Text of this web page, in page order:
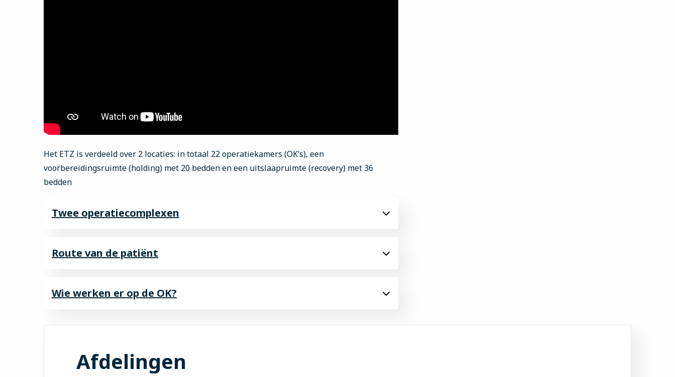
Het ETZ is verdeeld over 2 locaties: in totaal 22 operatiekamers (OK’s), een
voorbereidingsruimte (holding) met 20 bedden en een uitslaapruimte (recovery) met 36
bedden
Twee operatiecomplexen
Route van de patiënt
Wie werken er op de OK?
Afdelingen